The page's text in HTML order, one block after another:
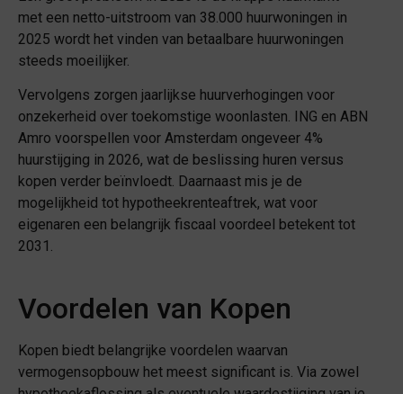
met een netto-uitstroom van 38.000 huurwoningen in
2025 wordt het vinden van betaalbare huurwoningen
steeds moeilijker.
Vervolgens zorgen jaarlijkse huurverhogingen voor
onzekerheid over toekomstige woonlasten. ING en ABN
Amro voorspellen voor Amsterdam ongeveer 4%
huurstijging in 2026, wat de beslissing huren versus
kopen verder beïnvloedt. Daarnaast mis je de
mogelijkheid tot hypotheekrenteaftrek, wat voor
eigenaren een belangrijk fiscaal voordeel betekent tot
2031.
Voordelen van Kopen
Kopen biedt belangrijke voordelen waarvan
vermogensopbouw het meest significant is. Via zowel